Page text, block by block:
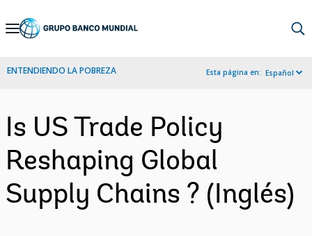
Skip
Navigation
ENTENDIENDO LA POBREZA Esta página en: Español
Is US Trade Policy
Reshaping Global
Supply Chains ? (Inglés)